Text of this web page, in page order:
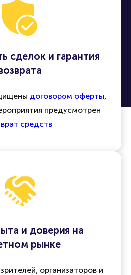
сделок и гарантия
договором оферты
предусмотрен
средств
и доверия на
рынке
организаторов и